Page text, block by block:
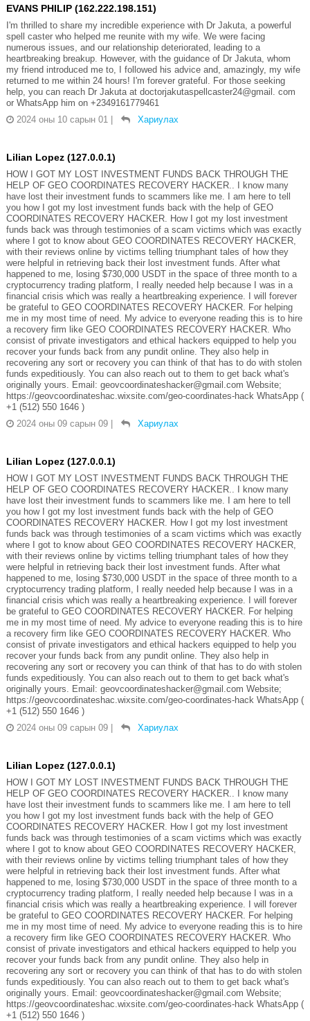
EVANS PHILIP (162.222.198.151)
I'm thrilled to share my incredible experience with Dr Jakuta, a powerful
spell caster who helped me reunite with my wife. We were facing
numerous issues, and our relationship deteriorated, leading to a
heartbreaking breakup. However, with the guidance of Dr Jakuta, whom
my friend introduced me to, I followed his advice and, amazingly, my wife
returned to me within 24 hours! I'm forever grateful. For those seeking
help, you can reach Dr Jakuta at doctorjakutaspellcaster24@gmail. com
or WhatsApp him on +2349161779461
2024 оны 10 сарын 01 | Хариулах
Lilian Lopez (127.0.0.1)
HOW I GOT MY LOST INVESTMENT FUNDS BACK THROUGH THE
HELP OF GEO COORDINATES RECOVERY HACKER.. I know many
have lost their investment funds to scammers like me. I am here to tell
you how I got my lost investment funds back with the help of GEO
COORDINATES RECOVERY HACKER. How I got my lost investment
funds back was through testimonies of a scam victims which was exactly
where I got to know about GEO COORDINATES RECOVERY HACKER,
with their reviews online by victims telling triumphant tales of how they
were helpful in retrieving back their lost investment funds. After what
happened to me, losing $730,000 USDT in the space of three month to a
cryptocurrency trading platform, I really needed help because I was in a
financial crisis which was really a heartbreaking experience. I will forever
be grateful to GEO COORDINATES RECOVERY HACKER. For helping
me in my most time of need. My advice to everyone reading this is to hire
a recovery firm like GEO COORDINATES RECOVERY HACKER. Who
consist of private investigators and ethical hackers equipped to help you
recover your funds back from any pundit online. They also help in
recovering any sort or recovery you can think of that has to do with stolen
funds expeditiously. You can also reach out to them to get back what's
originally yours. Email: geovcoordinateshacker@gmail.com Website;
https://geovcoordinateshac.wixsite.com/geo-coordinates-hack WhatsApp (
+1 (512) 550 1646 )
2024 оны 09 сарын 09 | Хариулах
Lilian Lopez (127.0.0.1)
HOW I GOT MY LOST INVESTMENT FUNDS BACK THROUGH THE
HELP OF GEO COORDINATES RECOVERY HACKER.. I know many
have lost their investment funds to scammers like me. I am here to tell
you how I got my lost investment funds back with the help of GEO
COORDINATES RECOVERY HACKER. How I got my lost investment
funds back was through testimonies of a scam victims which was exactly
where I got to know about GEO COORDINATES RECOVERY HACKER,
with their reviews online by victims telling triumphant tales of how they
were helpful in retrieving back their lost investment funds. After what
happened to me, losing $730,000 USDT in the space of three month to a
cryptocurrency trading platform, I really needed help because I was in a
financial crisis which was really a heartbreaking experience. I will forever
be grateful to GEO COORDINATES RECOVERY HACKER. For helping
me in my most time of need. My advice to everyone reading this is to hire
a recovery firm like GEO COORDINATES RECOVERY HACKER. Who
consist of private investigators and ethical hackers equipped to help you
recover your funds back from any pundit online. They also help in
recovering any sort or recovery you can think of that has to do with stolen
funds expeditiously. You can also reach out to them to get back what's
originally yours. Email: geovcoordinateshacker@gmail.com Website;
https://geovcoordinateshac.wixsite.com/geo-coordinates-hack WhatsApp (
+1 (512) 550 1646 )
2024 оны 09 сарын 09 | Хариулах
Lilian Lopez (127.0.0.1)
HOW I GOT MY LOST INVESTMENT FUNDS BACK THROUGH THE
HELP OF GEO COORDINATES RECOVERY HACKER.. I know many
have lost their investment funds to scammers like me. I am here to tell
you how I got my lost investment funds back with the help of GEO
COORDINATES RECOVERY HACKER. How I got my lost investment
funds back was through testimonies of a scam victims which was exactly
where I got to know about GEO COORDINATES RECOVERY HACKER,
with their reviews online by victims telling triumphant tales of how they
were helpful in retrieving back their lost investment funds. After what
happened to me, losing $730,000 USDT in the space of three month to a
cryptocurrency trading platform, I really needed help because I was in a
financial crisis which was really a heartbreaking experience. I will forever
be grateful to GEO COORDINATES RECOVERY HACKER. For helping
me in my most time of need. My advice to everyone reading this is to hire
a recovery firm like GEO COORDINATES RECOVERY HACKER. Who
consist of private investigators and ethical hackers equipped to help you
recover your funds back from any pundit online. They also help in
recovering any sort or recovery you can think of that has to do with stolen
funds expeditiously. You can also reach out to them to get back what's
originally yours. Email: geovcoordinateshacker@gmail.com Website;
https://geovcoordinateshac.wixsite.com/geo-coordinates-hack WhatsApp (
+1 (512) 550 1646 )